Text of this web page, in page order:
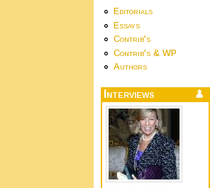
Editorials
Essays
Contrib's
Contrib's & WP
Authors
Interviews